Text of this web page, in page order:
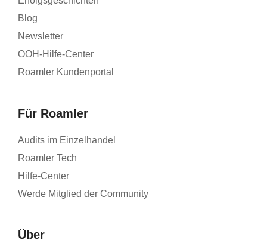
Blog
Newsletter
OOH-Hilfe-Center
Roamler Kundenportal
Für Roamler
Audits im Einzelhandel
Roamler Tech
Hilfe-Center
Werde Mitglied der Community
Über